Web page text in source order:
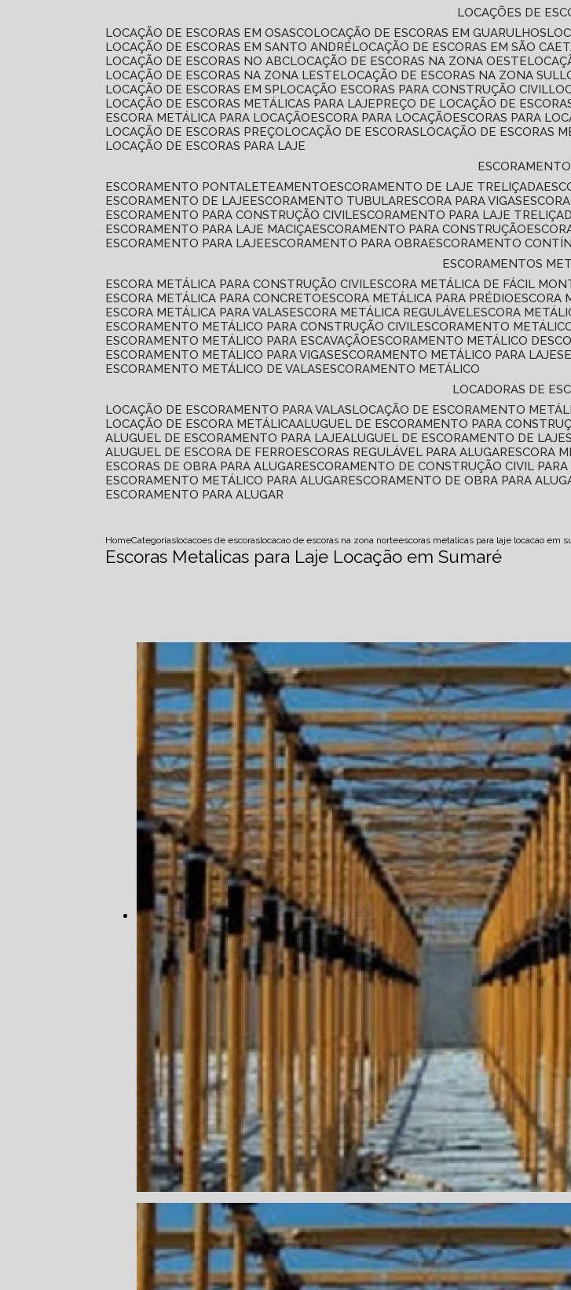
LOCAÇÕES DE
LOCAÇÃO DE ESCORAS EM OSASCO LOCAÇÃO DE ESCORAS EM GUARULHOS
LOCAÇÃO DE ESCORAS EM SANTO ANDRÉ LOCAÇÃO DE ESCORAS EM SÃO
LOCAÇÃO DE ESCORAS NO ABC LOCAÇÃO DE ESCORAS NA ZONA OESTE
LOCAÇÃO DE ESCORAS NA ZONA LESTE LOCAÇÃO DE ESCORAS NA ZONA SUL
LOCAÇÃO DE ESCORAS EM SP LOCAÇÃO ESCORAS PARA CONSTRUÇÃO CIVIL
LOCAÇÃO DE ESCORAS METÁLICAS PARA LAJE
PREÇO DE LOCAÇÃO DE
ESCORA METÁLICA PARA LOCAÇÃO
ESCORA PARA LOCAÇÃO ESCORAS PARA
LOCAÇÃO DE ESCORAS PREÇO LOCAÇÃO DE ESCORAS LOCAÇÃO DE ESCORAS
LOCAÇÃO DE ESCORAS PARA LAJE
ESCORAMENTO PONTALETEAMENTO
ESCORAMENTO DE LAJE TRELIÇADA
ESCORAMENTO DE LAJE
ESCORAMENTO TUBULAR ESCORA PARA VIGAS
ESCORAMENTO PARA CONSTRUÇÃO CIVIL ESCORAMENTO PARA LAJE
ESCORAMENTO PARA LAJE MACIÇA ESCORAMENTO PARA CONSTRUÇÃO
ESCORAMENTO PARA LAJE
ESCORAMENTO PARA OBRA ESCORAMENTO
ESCORAMENTOS
ESCORA METÁLICA PARA CONSTRUÇÃO CIVIL ESCORA METÁLICA DE FÁCIL
ESCORA METÁLICA PARA CONCRETO
ESCORA METÁLICA PARA PRÉDIO
ESCORA METÁLICA PARA VALAS
ESCORA METÁLICA REGULÁVEL ESCORA
ESCORAMENTO METÁLICO PARA CONSTRUÇÃO CIVIL ESCORAMENTO
ESCORAMENTO METÁLICO PARA ESCAVAÇÃO
ESCORAMENTO METÁLICO
ESCORAMENTO METÁLICO PARA VIGAS
ESCORAMENTO METÁLICO PARA LAJES
ESCORAMENTO METÁLICO DE VALAS
ESCORAMENTO METÁLICO
LOCADORAS DE
LOCAÇÃO DE ESCORAMENTO PARA VALAS LOCAÇÃO DE ESCORAMENTO
LOCAÇÃO DE ESCORA METÁLICA ALUGUEL DE ESCORAMENTO PARA
ALUGUEL DE ESCORAMENTO PARA LAJE ALUGUEL DE ESCORAMENTO DE
ALUGUEL DE ESCORA DE FERRO
ESCORAS REGULÁVEL PARA ALUGAR ESCORA
ESCORAS DE OBRA PARA ALUGAR ESCORAMENTO DE CONSTRUÇÃO CIVIL
ESCORAMENTO METÁLICO PARA ALUGAR ESCORAMENTO DE OBRA PARA
ESCORAMENTO PARA ALUGAR
HomeCategoriaslocacoes de escoraslocacao de escoras na zona norteescoras metalicas para laje locacao em
Escoras Metalicas para Laje Locação em Sumaré